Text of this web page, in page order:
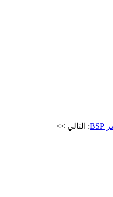
: التالي >>